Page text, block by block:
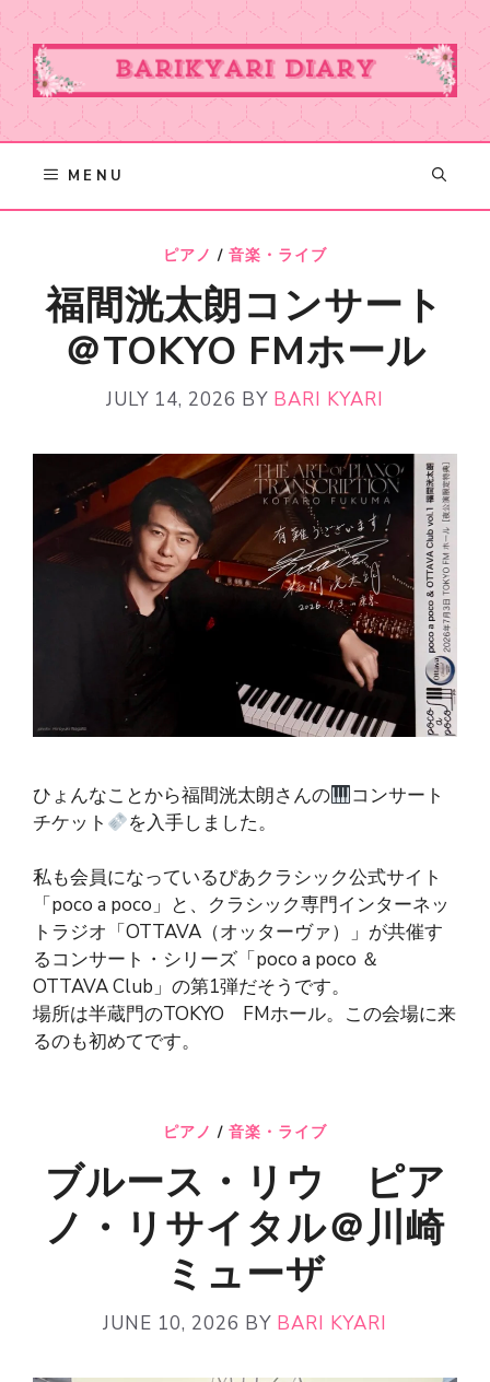
Skip
to
content
MENU
ピアノ / 音楽・ライブ
福間洸太朗コンサート
＠TOKYO FMホール
JULY 14, 2026 BY BARI KYARI
ひょんなことから福間洸太朗さんの
コンサート
チケット
を入手しました。
私も会員になっているぴあクラシック公式サイト
「poco a poco」と、クラシック専門インターネッ
トラジオ「OTTAVA（オッターヴァ）」が共催す
るコンサート・シリーズ「poco a poco ＆
OTTAVA Club」の第1弾だそうです。
場所は半蔵門のTOKYO FMホール。この会場に来
るのも初めてです。
ピアノ / 音楽・ライブ
ブルース・リウ ピア
ノ・リサイタル＠川崎
ミューザ
JUNE 10, 2026 BY BARI KYARI